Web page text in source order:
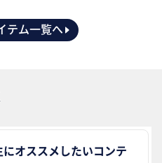
テム一覧へ
にオススメしたいコンテ